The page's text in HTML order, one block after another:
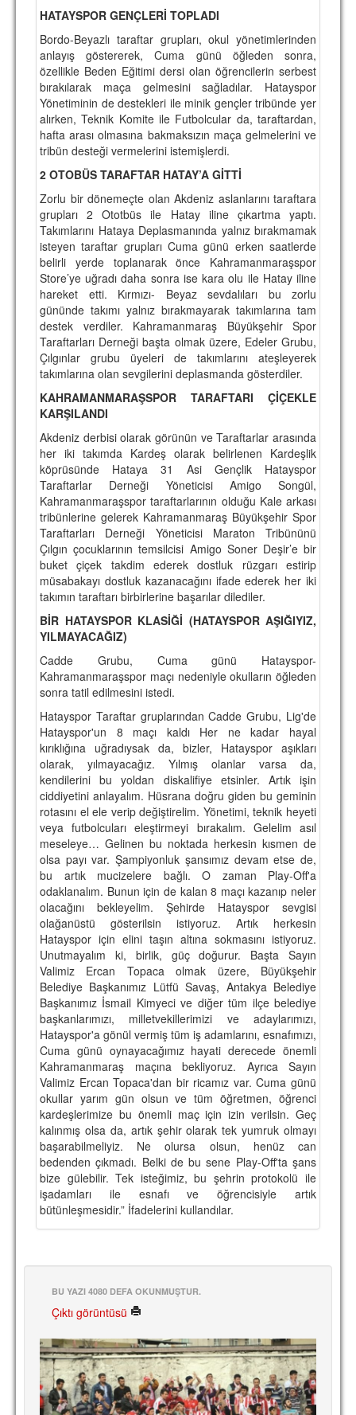
HATAYSPOR GENÇLERİ TOPLADI
Bordo-Beyazlı taraftar grupları, okul yönetimlerinden
anlayış göstererek, Cuma günü öğleden sonra,
özellikle Beden Eğitimi dersi olan öğrencilerin serbest
bırakılarak maça gelmesini sağladılar. Hatayspor
Yönetiminin de destekleri ile minik gençler tribünde yer
alırken, Teknik Komite ile Futbolcular da, taraftardan,
hafta arası olmasına bakmaksızın maça gelmelerini ve
tribün desteği vermelerini istemişlerdi.
2 OTOBÜS TARAFTAR HATAY’A GİTTİ
Zorlu bir dönemeçte olan Akdeniz aslanlarını taraftara
grupları 2 Ototbüs ile Hatay iline çıkartma yaptı.
Takımlarını Hataya Deplasmanında yalnız bırakmamak
isteyen taraftar grupları Cuma günü erken saatlerde
belirli yerde toplanarak önce Kahramanmaraşspor
Store’ye uğradı daha sonra ise kara olu ile Hatay iline
hareket etti. Kırmızı- Beyaz sevdalıları bu zorlu
gününde takımı yalnız bırakmayarak takımlarına tam
destek verdiler. Kahramanmaraş Büyükşehir Spor
Taraftarları Derneği başta olmak üzere, Edeler Grubu,
Çılgınlar grubu üyeleri de takımlarını ateşleyerek
takımlarına olan sevgilerini deplasmanda gösterdiler.
KAHRAMANMARAŞSPOR TARAFTARI ÇİÇEKLE
KARŞILANDI
Akdeniz derbisi olarak görünün ve Taraftarlar arasında
her iki takımda Kardeş olarak belirlenen Kardeşlik
köprüsünde Hataya 31 Asi Gençlik Hatayspor
Taraftarlar Derneği Yöneticisi Amigo Songül,
Kahramanmaraşspor taraftarlarının olduğu Kale arkası
tribünlerine gelerek Kahramanmaraş Büyükşehir Spor
Taraftarları Derneği Yöneticisi Maraton Tribününü
Çılgın çocuklarının temsilcisi Amigo Soner Deşir’e bir
buket çiçek takdim ederek dostluk rüzgarı estirip
müsabakayı dostluk kazanacağını ifade ederek her iki
takımın taraftarı birbirlerine başarılar dilediler.
BİR HATAYSPOR KLASİĞİ (HATAYSPOR AŞIĞIYIZ,
YILMAYACAĞIZ)
Cadde Grubu, Cuma günü Hatayspor-
Kahramanmaraşspor maçı nedeniyle okulların öğleden
sonra tatil edilmesini istedi.
Hatayspor Taraftar gruplarından Cadde Grubu, Lig'de
Hatayspor'un 8 maçı kaldı Her ne kadar hayal
kırıklığına uğradıysak da, bizler, Hatayspor aşıkları
olarak, yılmayacağız. Yılmış olanlar varsa da,
kendilerini bu yoldan diskalifiye etsinler. Artık işin
ciddiyetini anlayalım. Hüsrana doğru giden bu geminin
rotasını el ele verip değiştirelim. Yönetimi, teknik heyeti
veya futbolcuları eleştirmeyi bırakalım. Gelelim asıl
meseleye… Gelinen bu noktada herkesin kısmen de
olsa payı var. Şampiyonluk şansımız devam etse de,
bu artık mucizelere bağlı. O zaman Play-Off'a
odaklanalım. Bunun için de kalan 8 maçı kazanıp neler
olacağını bekleyelim. Şehirde Hatayspor sevgisi
olağanüstü gösterilsin istiyoruz. Artık herkesin
Hatayspor için elini taşın altına sokmasını istiyoruz.
Unutmayalım ki, birlik, güç doğurur. Başta Sayın
Valimiz Ercan Topaca olmak üzere, Büyükşehir
Belediye Başkanımız Lütfü Savaş, Antakya Belediye
Başkanımız İsmail Kimyeci ve diğer tüm ilçe belediye
başkanlarımızı, milletvekillerimizi ve adaylarımızı,
Hatayspor'a gönül vermiş tüm iş adamlarını, esnafımızı,
Cuma günü oynayacağımız hayati derecede önemli
Kahramanmaraş maçına bekliyoruz. Ayrıca Sayın
Valimiz Ercan Topaca'dan bir ricamız var. Cuma günü
okullar yarım gün olsun ve tüm öğretmen, öğrenci
kardeşlerimize bu önemli maç için izin verilsin. Geç
kalınmış olsa da, artık şehir olarak tek yumruk olmayı
başarabilmeliyiz. Ne olursa olsun, henüz can
bedenden çıkmadı. Belki de bu sene Play-Off'ta şans
bize gülebilir. Tek isteğimiz, bu şehrin protokolü ile
işadamları ile esnafı ve öğrencisiyle artık
bütünleşmesidir.” İfadelerini kullandılar.
BU YAZI 4080 DEFA OKUNMUŞTUR.
Çıktı görüntüsü